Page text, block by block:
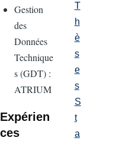
Gestion
des
Données
Technique
s (GDT) :
ATRIUM
Expérien
ces
T
h
è
s
e
s
S
t
a